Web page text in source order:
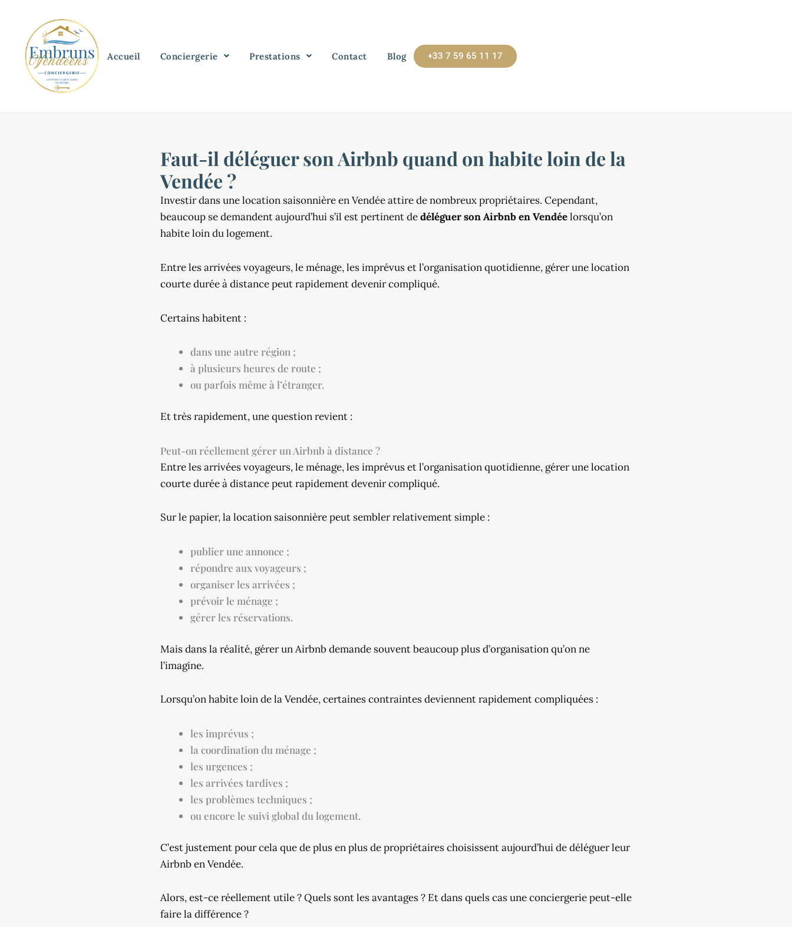
contenu
Accueil Conciergerie Prestations Contact Blog +33 7 59 65 11 17
Faut-il déléguer son Airbnb quand on habite loin de la
Vendée ?
Investir dans une location saisonnière en Vendée attire de nombreux propriétaires. Cependant,
beaucoup se demandent aujourd’hui s’il est pertinent dedéléguer son Airbnb en Vendéelorsqu’on
habite loin du logement.
Entre les arrivées voyageurs, le ménage, les imprévus et l’organisation quotidienne, gérer une location
courte durée à distance peut rapidement devenir compliqué.
Certains habitent :
dans une autre région ;
à plusieurs heures de route ;
ou parfois même à l’étranger.
Et très rapidement, une question revient :
Peut-on réellement gérer un Airbnb à distance ?
Entre les arrivées voyageurs, le ménage, les imprévus et l’organisation quotidienne, gérer une location
courte durée à distance peut rapidement devenir compliqué.
Sur le papier, la location saisonnière peut sembler relativement simple :
publier une annonce ;
répondre aux voyageurs ;
organiser les arrivées ;
prévoir le ménage ;
gérer les réservations.
Mais dans la réalité, gérer un Airbnb demande souvent beaucoup plus d’organisation qu’on ne
l’imagine.
Lorsqu’on habite loin de la Vendée, certaines contraintes deviennent rapidement compliquées :
les imprévus ;
la coordination du ménage ;
les urgences ;
les arrivées tardives ;
les problèmes techniques ;
ou encore le suivi global du logement.
C’est justement pour cela que de plus en plus de propriétaires choisissent aujourd’hui de déléguer leur
Airbnb en Vendée.
Alors, est-ce réellement utile ? Quels sont les avantages ? Et dans quels cas une conciergerie peut-elle
faire la différence ?